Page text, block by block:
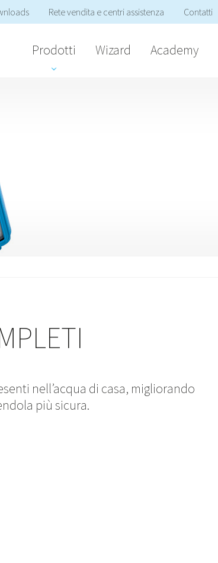
Rete vendita e centri assistenza Contatti
Prodotti Wizard Academy
nell’acqua di casa, migliorando
più sicura.